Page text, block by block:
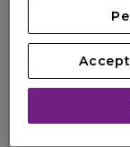
DEVOTION
Eau de parfum
4.4 49